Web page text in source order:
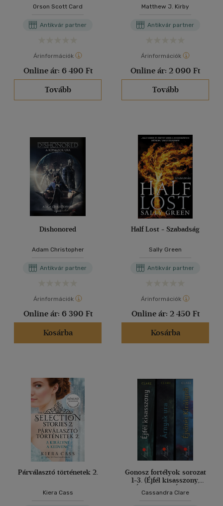
Orson Scott Card
Antikvár partner
Árinformációk
Online ár: 6 490 Ft
Tovább
Matthew J. Kirby
Antikvár partner
Árinformációk
Online ár: 2 090 Ft
Tovább
Dishonored
Adam Christopher
Antikvár partner
Árinformációk
Online ár: 6 390 Ft
Kosárba
Half Lost - Szabadság
Sally Green
Antikvár partner
Árinformációk
Online ár: 2 450 Ft
Kosárba
Párválasztó történetek 2.
Kiera Cass
Gonosz fortélyok sorozat
1-3. (Éjfél kisasszony,
Királynő) - Árnyvadász
Cassandra Clare